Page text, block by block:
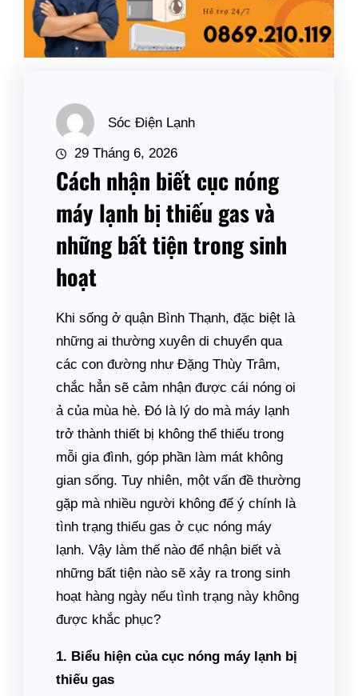
Sóc Điện Lạnh
29 Tháng 6, 2026
Cách nhận biết cục nóng
máy lạnh bị thiếu gas và
những bất tiện trong sinh
hoạt
Khi sống ở quận Bình Thạnh, đặc biệt là
những ai thường xuyên di chuyển qua
các con đường như Đặng Thùy Trâm,
chắc hẳn sẽ cảm nhận được cái nóng oi
ả của mùa hè. Đó là lý do mà máy lạnh
trở thành thiết bị không thể thiếu trong
mỗi gia đình, góp phần làm mát không
gian sống. Tuy nhiên, một vấn đề thường
gặp mà nhiều người không để ý chính là
tình trạng thiếu gas ở cục nóng máy
lạnh. Vậy làm thế nào để nhận biết và
những bất tiện nào sẽ xảy ra trong sinh
hoạt hàng ngày nếu tình trạng này không
được khắc phục?
1. Biểu hiện của cục nóng máy lạnh bị
thiếu gas